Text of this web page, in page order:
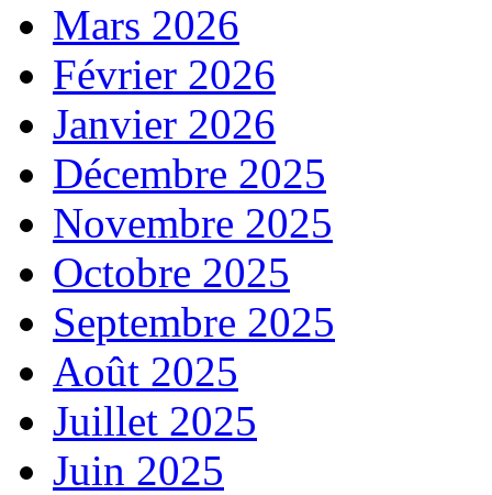
Mars 2026
Février 2026
Janvier 2026
Décembre 2025
Novembre 2025
Octobre 2025
Septembre 2025
Août 2025
Juillet 2025
Juin 2025